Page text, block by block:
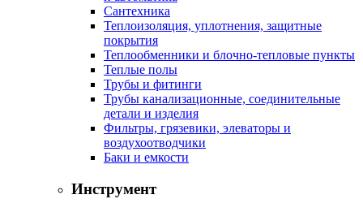
Сантехника
Теплоизоляция, уплотнения, защитные
покрытия
Теплообменники и блочно-тепловые пункты
Теплые полы
Трубы и фитинги
Трубы канализационные, соединительные
детали и изделия
Фильтры, грязевики, элеваторы и
воздухоотводчики
Баки и емкости
Инструмент